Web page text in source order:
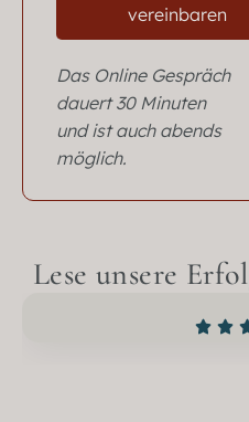
vereinbaren
Das Online Gespräch
dauert 30 Minuten
und ist auch abends
möglich.
Lese unsere